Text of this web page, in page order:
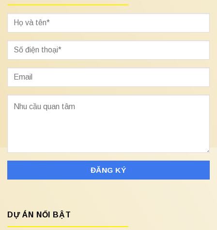
DỰ ÁN NỔI BẬT